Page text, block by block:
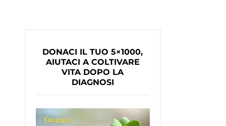
DONACI IL TUO 5×1000,
AIUTACI A COLTIVARE
VITA DOPO LA
DIAGNOSI